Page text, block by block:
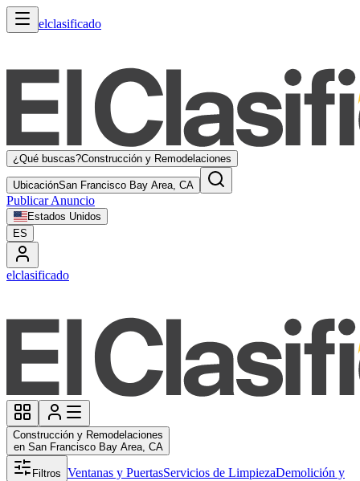
elclasificado
¿Qué buscas?Construcción y Remodelaciones
UbicaciónSan Francisco Bay Area, CA
Publicar Anuncio
Estados Unidos
ES
elclasificado
Construcción y Remodelaciones
en San Francisco Bay Area, CA
Filtros Ventanas y PuertasServicios de LimpiezaDemolición y